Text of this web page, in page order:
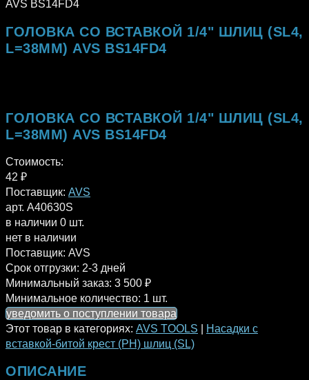
AVS BS14FD4
ГОЛОВКА СО ВСТАВКОЙ 1/4" ШЛИЦ (SL4,
L=38ММ) AVS BS14FD4
ГОЛОВКА СО ВСТАВКОЙ 1/4" ШЛИЦ (SL4,
L=38ММ) AVS BS14FD4
Стоимость:
42 ₽
Поставщик: AVS
арт. A40630S
в наличии 0 шт.
нет в наличии
Поставщик: AVS
Срок отгрузки: 2-3 дней
Минимальный заказ: 3 500 ₽
Минимальное количество: 1 шт.
уведомить о поступлении товара
Этот товар в категориях: AVS TOOLS
Насадки с
вставкой-битой крест (PH) шлиц (SL)
ОПИСАНИЕ